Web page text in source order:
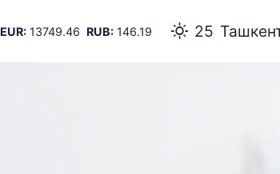
EUR:13749.46 RUB:146.19 Ташкент